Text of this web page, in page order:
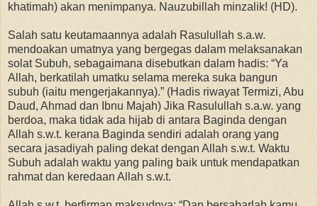
khatimah) akan menimpanya. Nauzubillah minzalik! (HD).
Salah satu keutamaannya adalah Rasulullah s.a.w.
mendoakan umatnya yang bergegas dalam melaksanakan
solat Subuh, sebagaimana disebutkan dalam hadis: “Ya
Allah, berkatilah umatku selama mereka suka bangun
subuh (iaitu mengerjakannya).” (Hadis riwayat Termizi, Abu
Daud, Ahmad dan Ibnu Majah) Jika Rasulullah s.a.w. yang
berdoa, maka tidak ada hijab di antara Baginda dengan
Allah s.w.t. kerana Baginda sendiri adalah orang yang
secara jasadiyah paling dekat dengan Allah s.w.t. Waktu
Subuh adalah waktu yang paling baik untuk mendapatkan
rahmat dan keredaan Allah s.w.t.